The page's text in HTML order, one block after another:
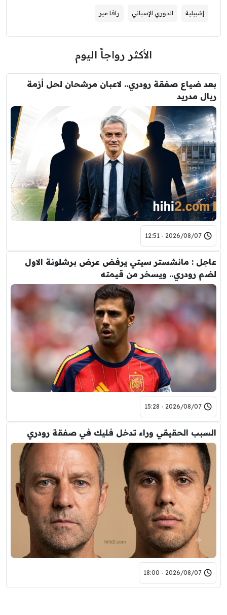
إشبيلية الدوري الإسباني رافا مير
الأكثر رواجاً اليوم
بعد ضياع صفقة رودري.. لاعبان مرشحان لحل أزمة
ريال مدريد
2026/08/07 - 12:51
عاجل : مانشستر سيتي يرفض عرض برشلونة الاول
لضم رودري.. ويسخر من قيمته
2026/08/07 - 15:28
السبب الحقيقي وراء تدخل فليك في صفقة رودري
2026/08/07 - 18:00